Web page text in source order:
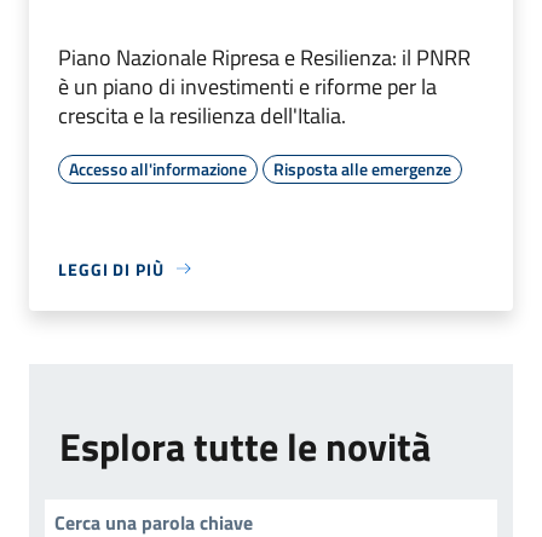
Piano Nazionale Ripresa e Resilienza: il PNRR
è un piano di investimenti e riforme per la
crescita e la resilienza dell'Italia.
Accesso all'informazione Risposta alle emergenze
LEGGI DI PIÙ
Esplora tutte le novità